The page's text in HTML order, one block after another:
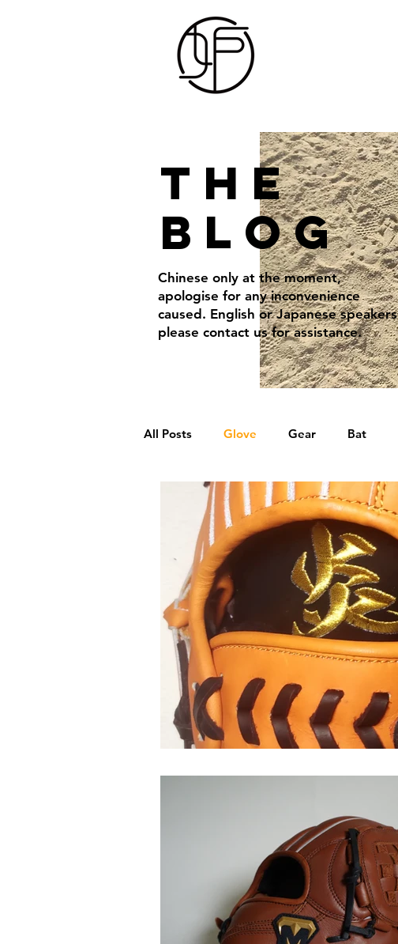
THE
BLOG
Chinese only at the moment,
apologise for any inconvenience
caused. English or Japanese speakers
please contact us for assistance.
All Posts Glove Gear Bat